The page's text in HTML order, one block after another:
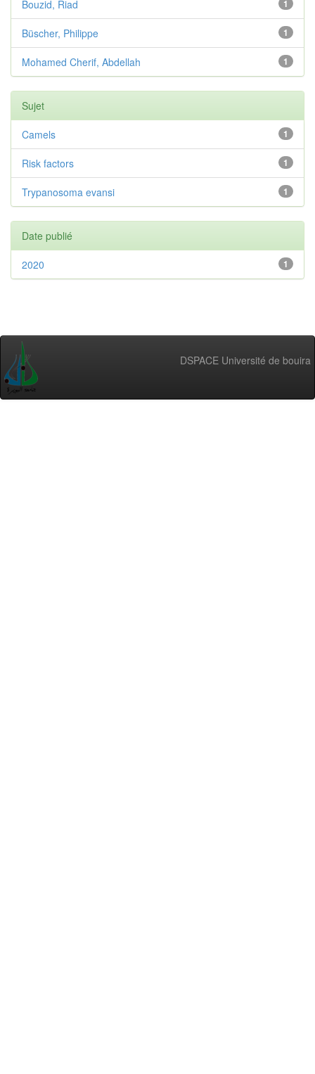
1
Bouzid, Riad
1
Büscher, Philippe
1
Mohamed Cherif, Abdellah
Sujet
1
Camels
1
Risk factors
1
Trypanosoma evansi
Date publié
1
2020
DSPACE Université de bouira